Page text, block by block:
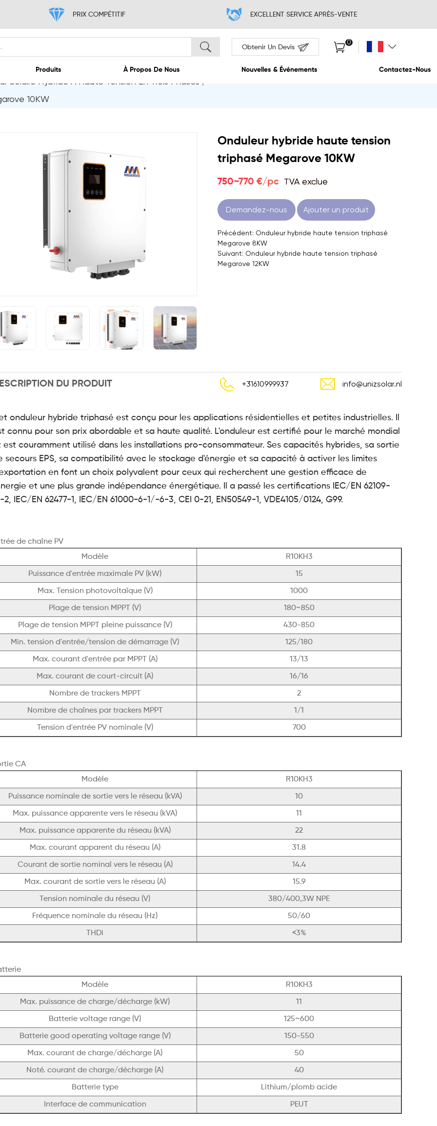
Produits
Solaire Hybride À Haute Tension En Trois Phases /
10KW
Onduleur hybride haute tension
triphasé Megarove 10KW
750~770 €/pc TVA exclue
Demandez-nous Ajouter un produit
Précédent: Onduleur hybride haute tension triphasé
Megarove 8KW
Suivant: Onduleur hybride haute tension triphasé
Megarove 12KW
DU PRODUIT +31610999937 info@unizsolar.nl
onduleur hybride triphasé est conçu pour les applications résidentielles et petites industrielles. Il
connu pour son prix abordable et sa haute qualité. L'onduleur est certifié pour le marché mondial
est couramment utilisé dans les installations pro-consommateur. Ses capacités hybrides, sa sortie
secours EPS, sa compatibilité avec le stockage d'énergie et sa capacité à activer les limites
en font un choix polyvalent pour ceux qui recherchent une gestion efficace de
et une plus grande indépendance énergétique. Il a passé les certifications IEC/EN 62109-
2, IEC/EN 62477-1, IEC/EN 61000-6-1/-6-3, CEI 0-21, EN50549-1, VDE4105/0124, G99.
de chaîne PV
Modèle
R10KH3
Puissance d'entrée maximale PV (kW) 15
Max. Tension photovoltaïque (V) 1000
Plage de tension MPPT (V) 180~850
Plage de tension MPPT pleine puissance (V) 430-850
Min. tension d'entrée/tension de démarrage (V) 125/180
Max. courant d'entrée par MPPT (A) 13/13
Max. courant de court-circuit (A) 16/16
Nombre de trackers MPPT 2
Nombre de chaînes par trackers MPPT 1/1
Tension d'entrée PV nominale (V) 700
CA
Modèle
R10KH3
Puissance nominale de sortie vers le réseau (kVA) 10
Max. puissance apparente vers le réseau (kVA) 11
Max. puissance apparente du réseau (kVA) 22
Max. courant apparent du réseau (A) 31.8
Courant de sortie nominal vers le réseau (A) 14.4
Max. courant de sortie vers le réseau (A) 15.9
Tension nominale du réseau (V) 380/400,3W NPE
Fréquence nominale du réseau (Hz) 50/60
THDi <3%
Modèle
R10KH3
Max. puissance de charge/décharge (kW) 11
Batterie voltage range (V) 125~600
Batterie good operating voltage range (V) 150-550
Max. courant de charge/décharge (A) 50
Noté. courant de charge/décharge (A) 40
Batterie type Lithium/plomb acide
Interface de communication PEUT